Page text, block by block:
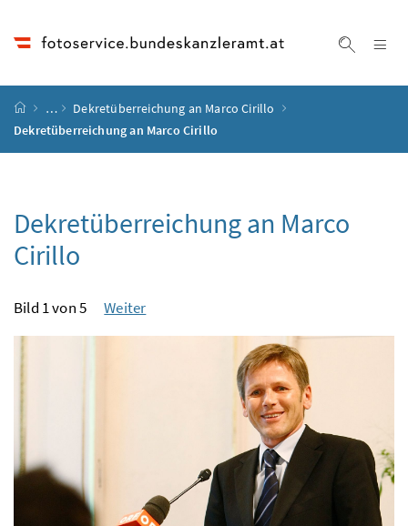
Startseite
…
Dekretüberreichung an Marco Cirillo
Dekretüberreichung an Marco Cirillo
Dekretüberreichung an Marco
Cirillo
Bild 1 von 5 Weiter